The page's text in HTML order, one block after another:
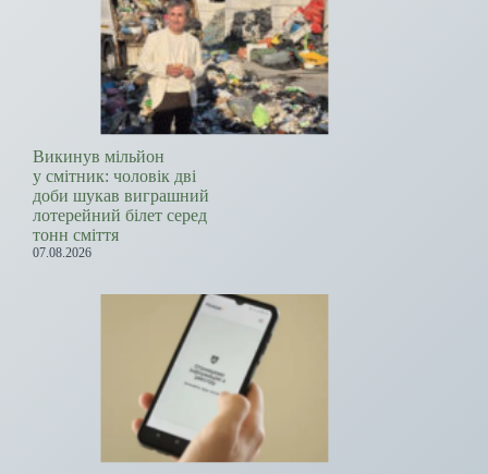
Викинув мільйон
у смітник: чоловік дві
доби шукав виграшний
лотерейний білет серед
тонн сміття
07.08.2026